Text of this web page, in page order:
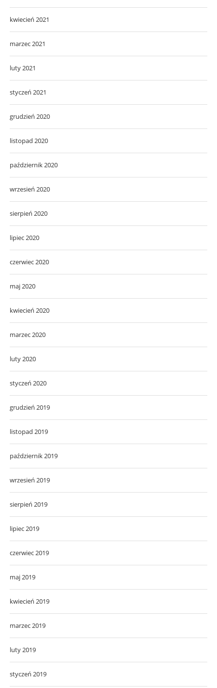
kwiecień 2021
marzec 2021
luty 2021
styczeń 2021
grudzień 2020
listopad 2020
październik 2020
wrzesień 2020
sierpień 2020
lipiec 2020
czerwiec 2020
maj 2020
kwiecień 2020
marzec 2020
luty 2020
styczeń 2020
grudzień 2019
listopad 2019
październik 2019
wrzesień 2019
sierpień 2019
lipiec 2019
czerwiec 2019
maj 2019
kwiecień 2019
marzec 2019
luty 2019
styczeń 2019